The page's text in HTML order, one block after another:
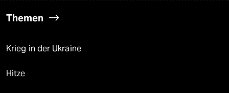
Themen
Krieg in der Ukraine
Hitze